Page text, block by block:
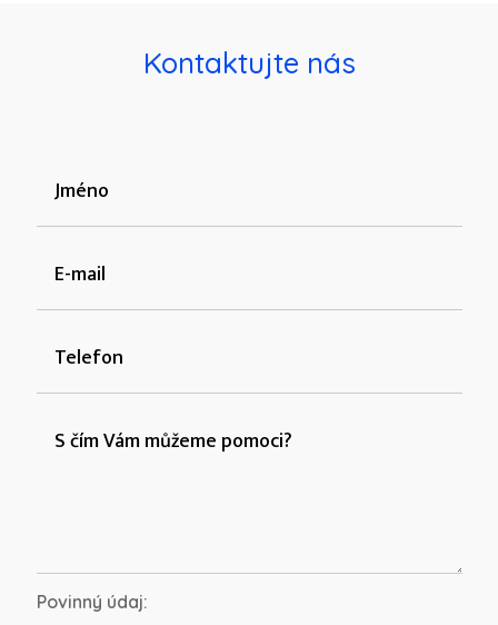
Kontaktujte nás
Povinný údaj: